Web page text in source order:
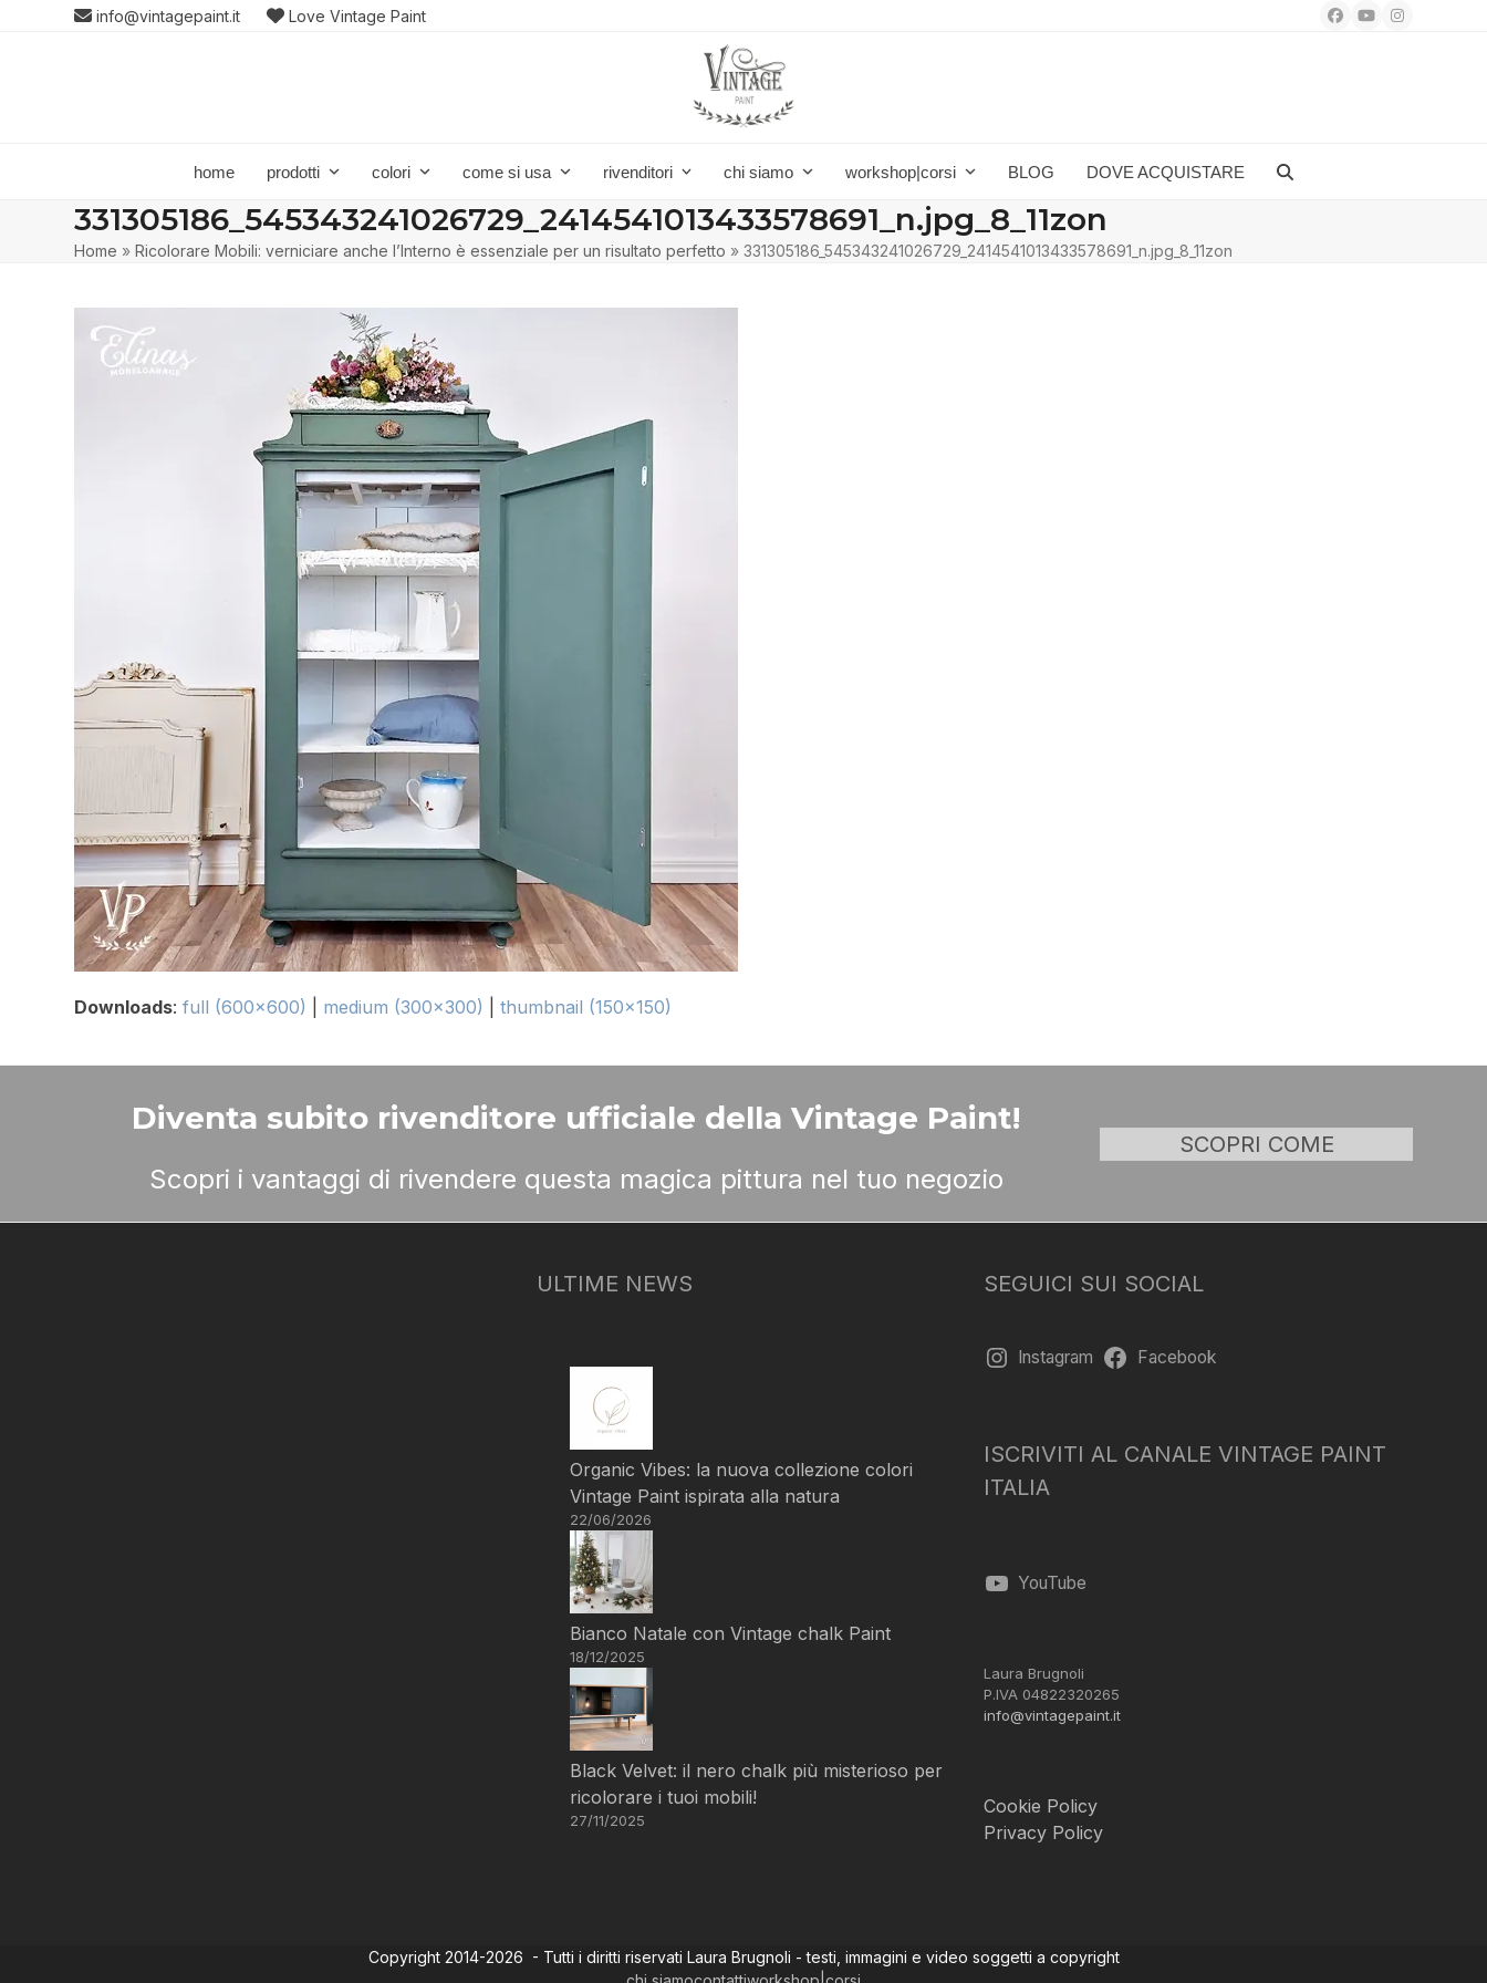
info@vintagepaint.it Love Vintage Paint Facebook
YouTubeInstagram
home prodotti colori come si usa rivenditori chi siamo workshop|corsi BLOG DOVE ACQUISTARE
331305186_545343241026729_2414541013433578691_n.jpg_8_11zon
Home »Ricolorare Mobili: verniciare anche l’Interno è essenziale per un risultato perfetto »331305186_545343241026729_2414541013433578691_n.jpg_8_11zon
Downloads:full (600x600) medium (300x300) |thumbnail (150x150)
Diventa subito rivenditore ufficiale della Vintage Paint!
Scopri i vantaggi di rivendere questa magica pittura nel tuo negozio
SCOPRI COME
ULTIME NEWS
Organic Vibes: la nuova collezione colori
Vintage Paint ispirata alla natura
22/06/2026
Bianco Natale con Vintage chalk Paint
18/12/2025
Black Velvet: il nero chalk più misterioso per
ricolorare i tuoi mobili!
27/11/2025
SEGUICI SUI SOCIAL
Instagram Facebook
ISCRIVITI AL CANALE VINTAGE PAINT
ITALIA
YouTube
Laura Brugnoli
P.IVA 04822320265
info@vintagepaint.it
Cookie Policy
Privacy Policy
Copyright 2014-2026 - Tutti i diritti riservati Laura Brugnoli - testi, immagini e video soggetti a copyright